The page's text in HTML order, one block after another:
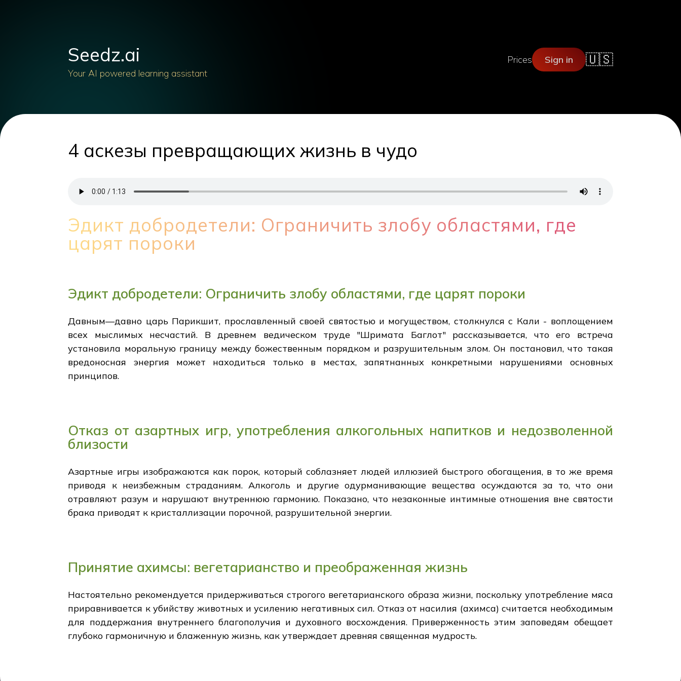
Seedz.ai
Your AI powered learning assistant
Prices Sign in 🇺🇸
4 аскезы превращающих жизнь в чудо
Эдикт добродетели: Ограничить злобу областями, где
царят пороки
Эдикт добродетели: Ограничить злобу областями, где царят пороки
Давным—давно царь Парикшит, прославленный своей святостью и могуществом, столкнулся с Кали - воплощением
всех мыслимых несчастий. В древнем ведическом труде "Шримата Баглот" рассказывается, что его встреча
установила моральную границу между божественным порядком и разрушительным злом. Он постановил, что такая
вредоносная энергия может находиться только в местах, запятнанных конкретными нарушениями основных
принципов.
Отказ от азартных игр, употребления алкогольных напитков и недозволенной
близости
Азартные игры изображаются как порок, который соблазняет людей иллюзией быстрого обогащения, в то же время
приводя к неизбежным страданиям. Алкоголь и другие одурманивающие вещества осуждаются за то, что они
отравляют разум и нарушают внутреннюю гармонию. Показано, что незаконные интимные отношения вне святости
брака приводят к кристаллизации порочной, разрушительной энергии.
Принятие ахимсы: вегетарианство и преображенная жизнь
Настоятельно рекомендуется придерживаться строгого вегетарианского образа жизни, поскольку употребление мяса
приравнивается к убийству животных и усилению негативных сил. Отказ от насилия (ахимса) считается необходимым
для поддержания внутреннего благополучия и духовного восхождения. Приверженность этим заповедям обещает
глубоко гармоничную и блаженную жизнь, как утверждает древняя священная мудрость.